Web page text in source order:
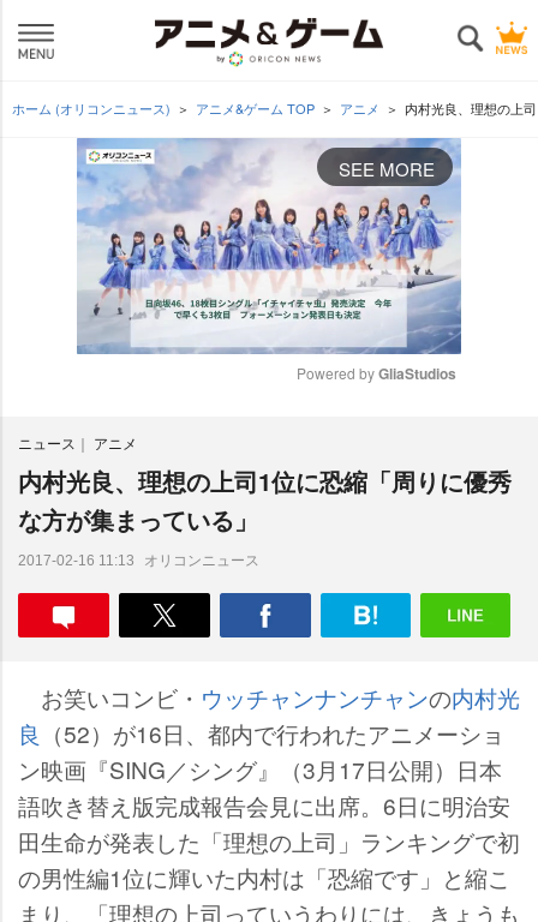
ホーム (オリコンニュース) アニメ&ゲーム TOP アニメ 内村光良、理想の上
SEE MORE
Powered by GliaStudios
ニュース アニメ
内村光良、理想の上司1位に恐縮「周りに優秀
な方が集まっている」
2017-02-16 11:13 オリコンニュース
お笑いコンビ・ ウッチャンナンチャンの内村光
良 （52）が16日、都内で行われたアニメーショ
ン映画『SING／シング』（3月17日公開）日本
語吹き替え版完成報告会見に出席。6日に明治安
田生命が発表した「理想の上司」ランキングで初
の男性編1位に輝いた内村は「恐縮です」と縮こ
まり、「理想の上司っていうわりには、きょうも